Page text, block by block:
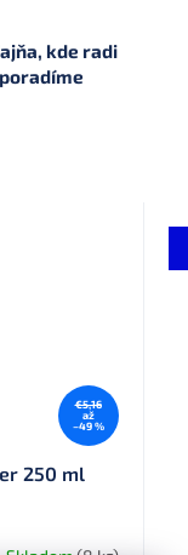
kde radi
€5,16
až
–49 %
250 ml